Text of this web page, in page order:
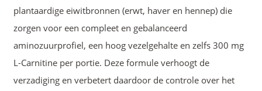
plantaardige eiwitbronnen (erwt, haver en hennep) die
zorgen voor een compleet en gebalanceerd
aminozuurprofiel, een hoog vezelgehalte en zelfs 300 mg
L-Carnitine per portie. Deze formule verhoogt de
verzadiging en verbetert daardoor de controle over het